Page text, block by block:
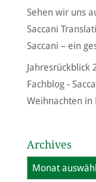
Sehen wir uns
Saccani
Saccani – ein
Jahresrückblick
Fachblog -
Weihnachten in
Archives
Archives